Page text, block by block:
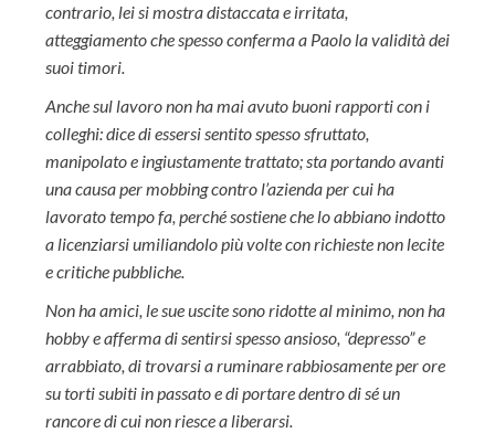
contrario, lei si mostra distaccata e irritata,
atteggiamento che spesso conferma a Paolo la validità dei
suoi timori.
Anche sul lavoro non ha mai avuto buoni rapporti con i
colleghi: dice di essersi sentito spesso sfruttato,
manipolato e ingiustamente trattato; sta portando avanti
una causa per mobbing contro l’azienda per cui ha
lavorato tempo fa, perché sostiene che lo abbiano indotto
a licenziarsi umiliandolo più volte con richieste non lecite
e critiche pubbliche.
Non ha amici, le sue uscite sono ridotte al minimo, non ha
hobby e afferma di sentirsi spesso ansioso, “depresso” e
arrabbiato, di trovarsi a ruminare rabbiosamente per ore
su torti subiti in passato e di portare dentro di sé un
rancore di cui non riesce a liberarsi.